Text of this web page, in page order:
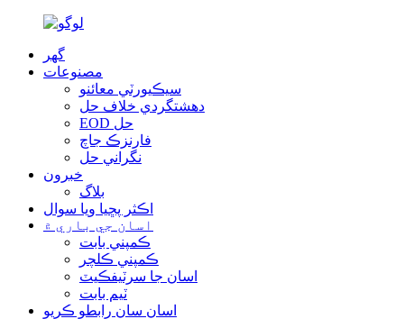
گھر
مصنوعات
سيڪيورٽي معائنو
دهشتگردي خلاف حل
EOD حل
فارنزڪ جاچ
نگراني حل
خبرون
بلاگ
اڪثر پڇيا ويا سوال
اسان جي باري ۾
ڪمپني بابت
ڪمپني ڪلچر
اسان جا سرٽيفڪيٽ
ٽيم بابت
اسان سان رابطو ڪريو